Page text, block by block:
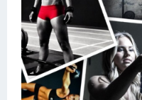
Категории
Еще картинки...
Футбол